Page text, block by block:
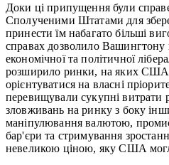
Доки ці припущення були
Сполученими Штатами для
принести їм набагато більші
справах дозволило Вашингтону
економічної та політичної
розширило ринки, на яких США
орієнтуватися на власні
перевищували сукупні витрати
зловживань на ринку з боку
маніпулювання валютою,
бар'єри та стримування
невеликою ціною, яку США